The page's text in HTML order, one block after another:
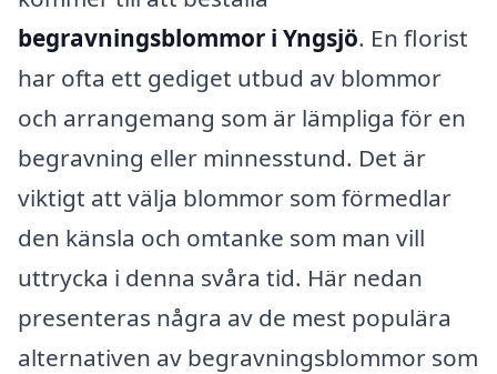
begravningsblommor i Yngsjö. En florist
har ofta ett gediget utbud av blommor
och arrangemang som är lämpliga för en
begravning eller minnesstund. Det är
viktigt att välja blommor som förmedlar
den känsla och omtanke som man vill
uttrycka i denna svåra tid. Här nedan
presenteras några av de mest populära
alternativen av begravningsblommor som